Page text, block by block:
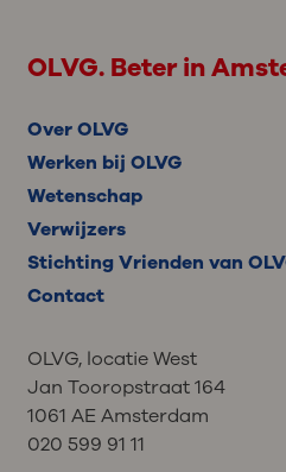
OLVG. Beter in
Over OLVG
Werken bij OLVG
Wetenschap
Verwijzers
Stichting Vrienden van
Contact
OLVG, locatie West
Jan Tooropstraat 164
1061 AE Amsterdam
020 599 91 11